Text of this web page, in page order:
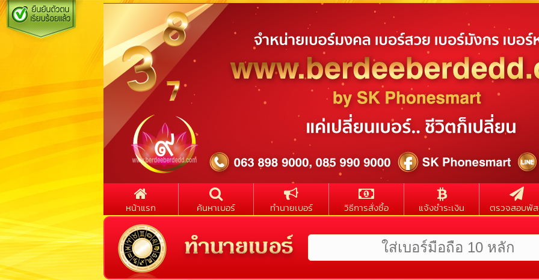
หน้าแรก ค้นหาเบอร์ ทำนายเบอร์ วิธีการสั่งซื้อ แจ้งชำระเงิน ตรวจสอบพั